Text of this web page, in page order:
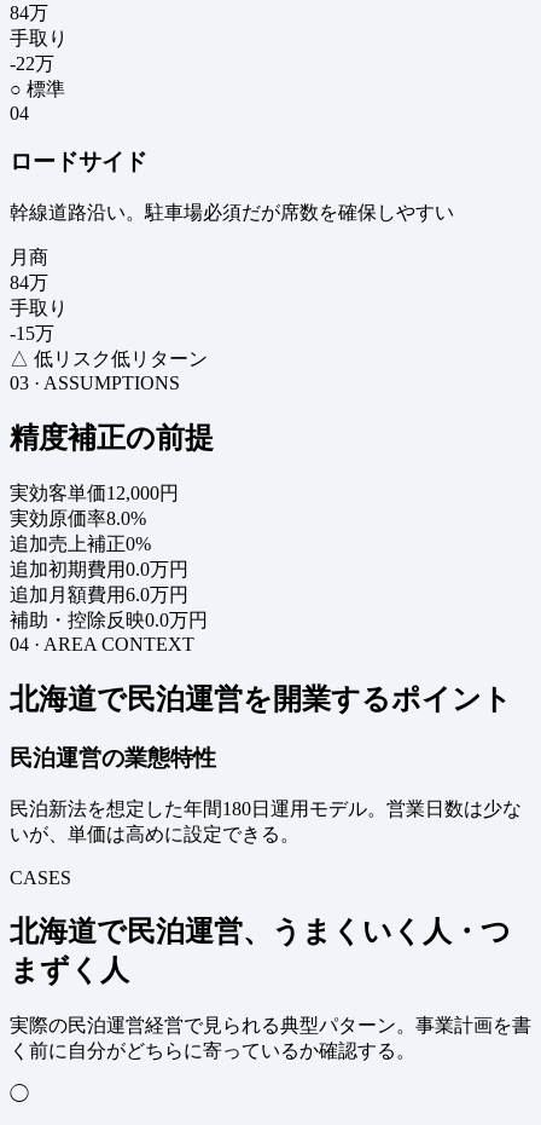
84万
手取り
-22万
○ 標準
04
ロードサイド
幹線道路沿い。駐車場必須だが席数を確保しやすい
月商
84万
手取り
-15万
△ 低リスク低リターン
03 · ASSUMPTIONS
精度補正の前提
実効客単価12,000円
実効原価率8.0%
追加売上補正0%
追加初期費用0.0万円
追加月額費用6.0万円
補助・控除反映0.0万円
04 · AREA CONTEXT
北海道で民泊運営を開業するポイント
民泊運営の業態特性
民泊新法を想定した年間180日運用モデル。営業日数は少な
いが、単価は高めに設定できる。
CASES
北海道で民泊運営、うまくいく人・つ
まずく人
実際の民泊運営経営で見られる典型パターン。事業計画を書
く前に自分がどちらに寄っているか確認する。
◯